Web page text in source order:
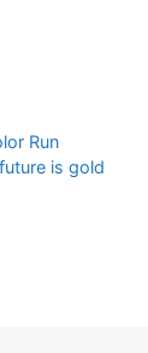
Run
is gold